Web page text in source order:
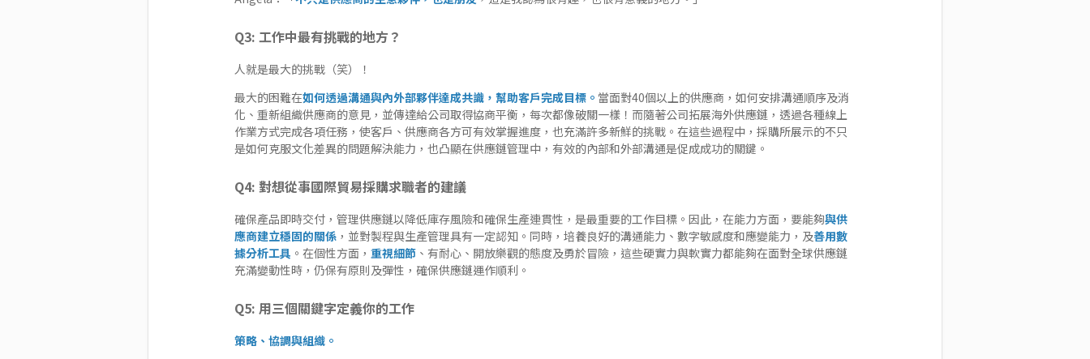
Q3: 工作中最有挑戰的地方？
人就是最大的挑戰（笑）！
最大的困難在如何透過溝通與內外部夥伴達成共識，幫助客戶完成目標。 當面對40個以上的供應商，如何安排溝通順序及消
化、重新組織供應商的意見，並傳達給公司取得協商平衡，每次都像破關一樣！而隨著公司拓展海外供應鏈，透過各種線上
作業方式完成各項任務，使客戶、供應商各方可有效掌握進度，也充滿許多新鮮的挑戰。在這些過程中，採購所展示的不只
是如何克服文化差異的問題解決能力，也凸顯在供應鏈管理中，有效的內部和外部溝通是促成成功的關鍵。
Q4: 對想從事國際貿易採購求職者的建議
確保產品即時交付，管理供應鏈以降低庫存風險和確保生產連貫性，是最重要的工作目標。因此，在能力方面，要能夠與供
應商建立穩固的關係，並對製程與生產管理具有一定認知。同時，培養良好的溝通能力、數字敏感度和應變能力，及善用數
據分析工具 。在個性方面， 重視細節、有耐心、開放樂觀的態度及勇於冒險，這些硬實力與軟實力都能夠在面對全球供應鏈
充滿變動性時，仍保有原則及彈性，確保供應鏈運作順利。
Q5: 用三個關鍵字定義你的工作
策略、協調與組織。